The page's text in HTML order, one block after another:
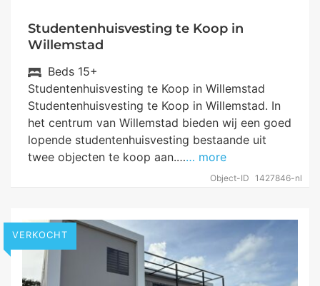
Studentenhuisvesting te Koop in
Willemstad
Object-ID 1427846-nl
Beds 15+
Studentenhuisvesting te Koop in Willemstad
Studentenhuisvesting te Koop in Willemstad. In
het centrum van Willemstad bieden wij een goed
lopende studentenhuisvesting bestaande uit
twee objecten te koop aan.…… more
VERKOCHT